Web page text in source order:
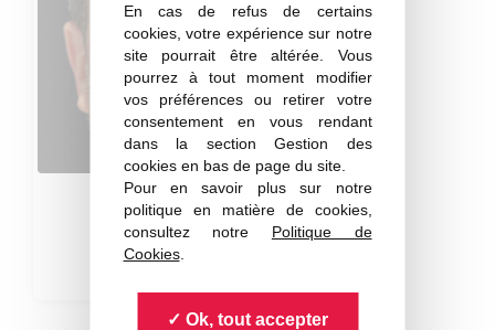
En cas de refus de certains
cookies, votre expérience sur notre
site pourrait être altérée. Vous
pourrez à tout moment modifier
vos préférences ou retirer votre
consentement en vous rendant
dans la section Gestion des
cookies en bas de page du site.
Pour en savoir plus sur notre
politique en matière de cookies,
consultez notre Politique de
Cookies.
Ok, tout accepter
Christian Bordas
(Institut Lumière Matière)